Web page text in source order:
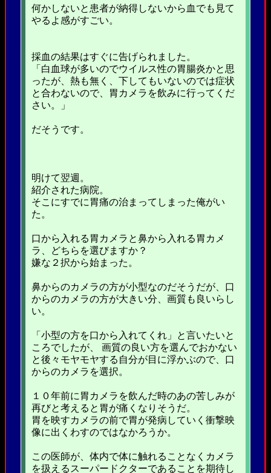
何かしないと患者が納得しないから血でも見て
やるよ感がすごい。
採血の結果はすぐに告げられました。
「白血球が多いのでウイルス性の胃腸炎かと思
ったが、熱も無く、下してもいないのでは症状
と合わないので、胃カメラを飲みに行ってくだ
さい。」
だそうです。
明けて翌週。
紹介された病院。
そこにすでに胃痛の治まってしまった俺がい
た。
口から入れる胃カメラと鼻から入れる胃カメ
ラ、どちらを選びますか？
嫌な２択から始まった。
鼻からのカメラの方が小型なのだそうだが、口
からのカメラの方が大きい分、画質も良いらし
い。
「小型の方を口から入れてくれ」と言いたいと
ころでしたが、 画質の良い方を選んでおかない
と後々モヤモヤする自分が目に浮かぶので、口
からのカメラを選択。
１０年前に胃カメラを飲んだ時のあの苦しみが
再びと考えると胃が痛くなりそうだ。
胃を映すカメラの前で胃が発病していく衝撃映
像に出くわすのではなかろうか。
この医師が、体内で体に触れることなくカメラ
を扱えるスーパードクターであることを期待し